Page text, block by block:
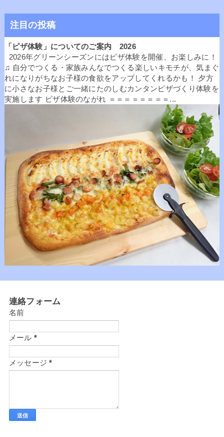
注目の投稿
「ピザ体験」についてのご案内 2026
2026年グリーンシーズンにはピザ体験を開催、お楽しみに！
♫ 自分でつくる・家族みんなでつくる楽しいキモチが、気まぐ
れになりがちなお子様の食欲をアップしてくれるかも！ 夕方
に小さなお子様とご一緒にたのしむカンタンピザづくり体験を
実施します ピザ体験のながれ ＝＝＝＝＝＝＝＝...
連絡フォーム
名前
メール *
メッセージ*